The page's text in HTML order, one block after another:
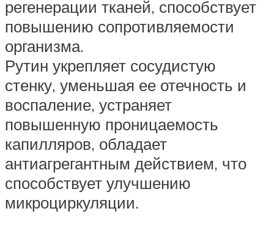
регенерации тканей, способствует
повышению сопротивляемости
организма.
Рутин укрепляет сосудистую
стенку, уменьшая ее отечность и
воспаление, устраняет
повышенную проницаемость
капилляров, обладает
антиагрегантным действием, что
способствует улучшению
микроциркуляции.